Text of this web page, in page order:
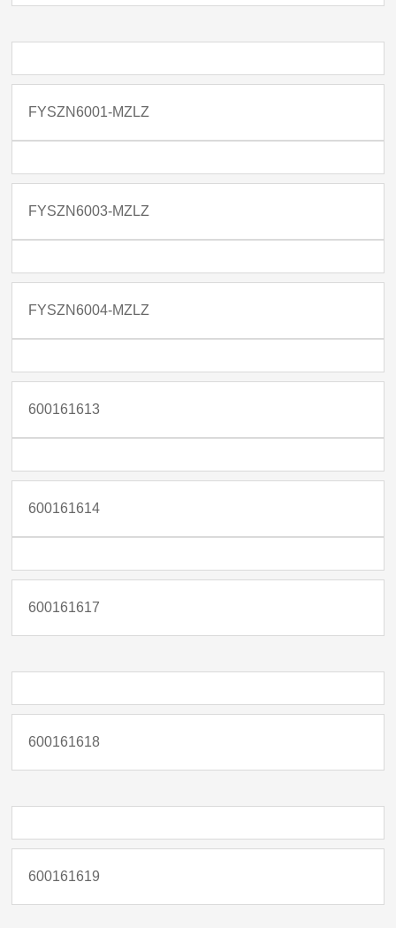
FYSZN6001-MZLZ
FYSZN6003-MZLZ
FYSZN6004-MZLZ
600161613
600161614
600161617
600161618
600161619